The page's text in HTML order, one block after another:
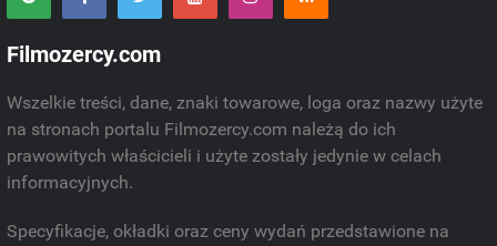
Filmozercy.com
Wszelkie treści, dane, znaki towarowe, loga oraz nazwy użyte
na stronach portalu Filmozercy.com należą do ich
prawowitych właścicieli i użyte zostały jedynie w celach
informacyjnych.
Specyfikacje, okładki oraz ceny wydań przedstawione na